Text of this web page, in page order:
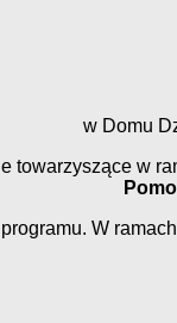
w Domu
towarzyszące w
W